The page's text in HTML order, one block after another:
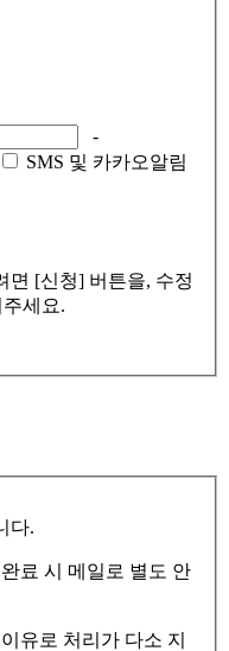
-
SMS 및 카카오알림
면 [신청] 버튼을, 수정
세요.
다.
료 시 메일로 별도 안
유로 처리가 다소 지